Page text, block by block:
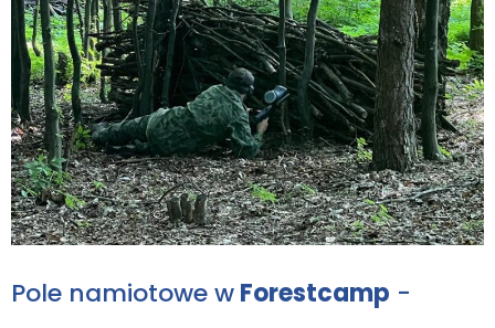
Pole namiotowe wForestcamp -